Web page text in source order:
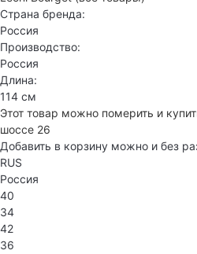
Страна бренда:
Россия
Производство:
Россия
Длина:
114 см
Этот товар можно померить и
шоссе 26
Добавить в корзину можно и без
RUS
Россия
40
34
42
36